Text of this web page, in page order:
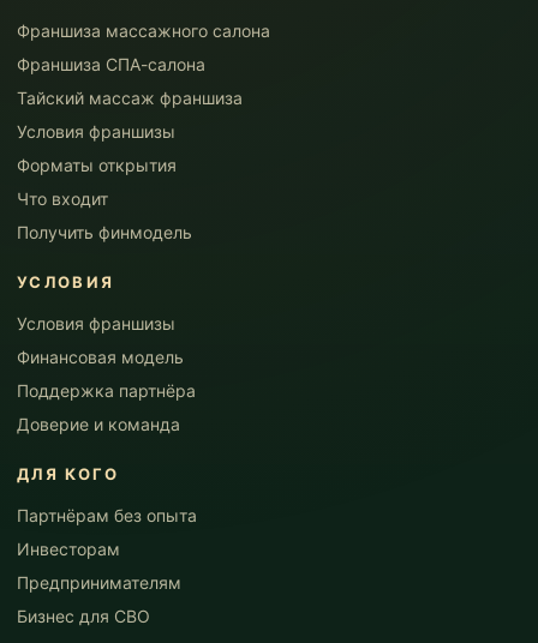
Франшиза массажного салона
Франшиза СПА-салона
Тайский массаж франшиза
Условия франшизы
Форматы открытия
Что входит
Получить финмодель
УСЛОВИЯ
Условия франшизы
Финансовая модель
Поддержка партнёра
Доверие и команда
ДЛЯ КОГО
Партнёрам без опыта
Инвесторам
Предпринимателям
Бизнес для СВО